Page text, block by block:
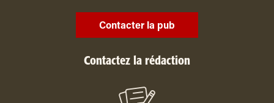
Contacter la pub
Contactez la rédaction